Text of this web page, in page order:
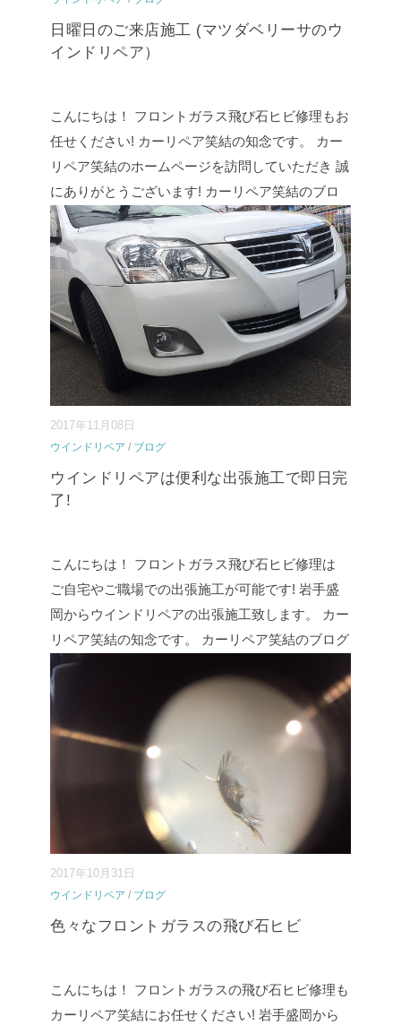
日曜日のご来店施工 (マツダベリーサのウ
インドリペア）
こんにちは！ フロントガラス飛び石ヒビ修理もお
任せください! カーリペア笑結の知念です。 カー
リペア笑結のホームページを訪問していただき 誠
にありがとうございます! カーリペア笑結のブロ
グは私から皆様への『手紙』として お伝えしたく
書いております! 今日もよろしくお願いします。
今日の感謝の『手紙』⇒続きを読む
...
2017年11月08日
ウインドリペア / ブログ
ウインドリペアは便利な出張施工で即日完
了!
こんにちは！ フロントガラス飛び石ヒビ修理は
ご自宅やご職場での出張施工が可能です! 岩手盛
岡からウインドリペアの出張施工致します。 カー
リペア笑結の知念です。 カーリペア笑結のブログ
をご覧いただき 誠にありがとうございます。 カ
ーリペア笑結のブログはブログを『手紙』として
展開しております! いまご⇒
続きを読む
2017年10月31日
ウインドリペア / ブログ
色々なフロントガラスの飛び石ヒビ
こんにちは！ フロントガラスの飛び石ヒビ修理も
カーリペア笑結にお任せください! 岩手盛岡から